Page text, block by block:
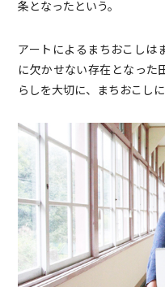
条となったという。
アートによるまちおこしは
に欠かせない存在となった
らしを大切に、まちおこし